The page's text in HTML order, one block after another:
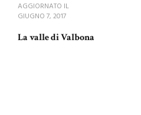
AGGIORNATO IL
GIUGNO 7, 2017
La valle di Valbona